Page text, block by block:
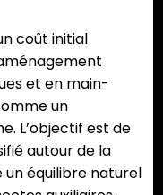
coût initial
et en main-
un
L’objectif est de
autour de la
équilibre naturel